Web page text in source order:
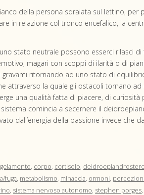
della persona sdraiata sul lettino, per
in relazione col tronco encefalico, la
stato neutrale possono esserci rilasci di
magari con scoppi di ilarità o di
ritornando ad uno stato di
attraverso la quale gli ostacoli tornano
una qualità fatta di piacere, di curiosità
comincia a secernere il
dall’energia della passione invece che
, corpo, cortisolo,
fuga, metabolismo, minaccia, ormoni,
, sistema nervoso autonomo, stephen porges,